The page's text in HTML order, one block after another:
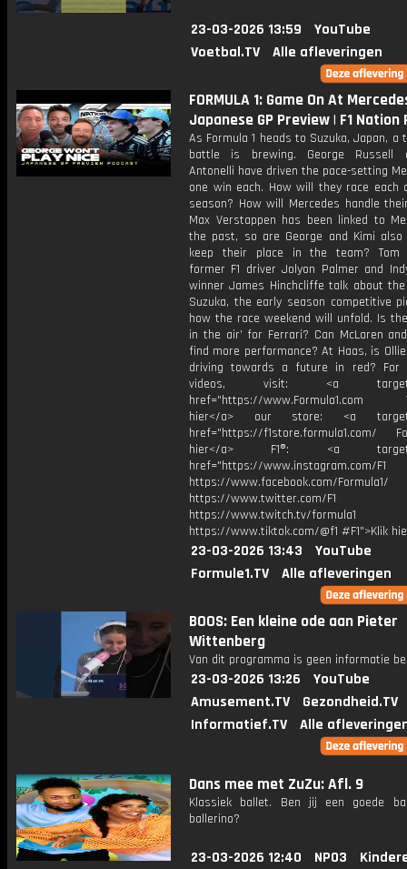
23-03-2026 13:59
YouTube
Voetbal.TV
Alle afleveringen
FORMULA 1: Game On At
Japanese GP Preview | F1 Nation
As Formula 1 heads to Suzuka, Japan, a
battle is brewing. George Russell
Antonelli have driven the pace-setting
one win each. How will they race each
season? How will Mercedes handle
Max Verstappen has been linked to
the past, so are George and Kimi
keep their place in the team? Tom
former F1 driver Jolyon Palmer and
winner James Hinchcliffe talk about
Suzuka, the early season competitive
how the race weekend will unfold. Is
in the air’ for Ferrari? Can McLaren
find more performance? At Haas, is
driving towards a future in red? For
videos, visit: <a
href="https://www.Formula1.com
hier</a> our store: <a
href="https://f1store.formula1.com/
hier</a> F1®: <a
href="https://www.instagram.com/F1
https://www.facebook.com/Formula1/
https://www.twitter.com/F1
https://www.twitch.tv/formula1
https://www.tiktok.com/@f1 #F1">Klik
23-03-2026 13:43
YouTube
Formule1.TV
Alle afleveringen
BOOS: Een kleine ode aan Pieter
Wittenberg
Van dit programma is geen informatie
23-03-2026 13:26
YouTube
Amusement.TV
Gezondheid.TV
Informatief.TV
Alle
Dans mee met ZuZu: Afl. 9
Klassiek ballet. Ben jij een goede
ballerino?
23-03-2026 12:40 NPO3